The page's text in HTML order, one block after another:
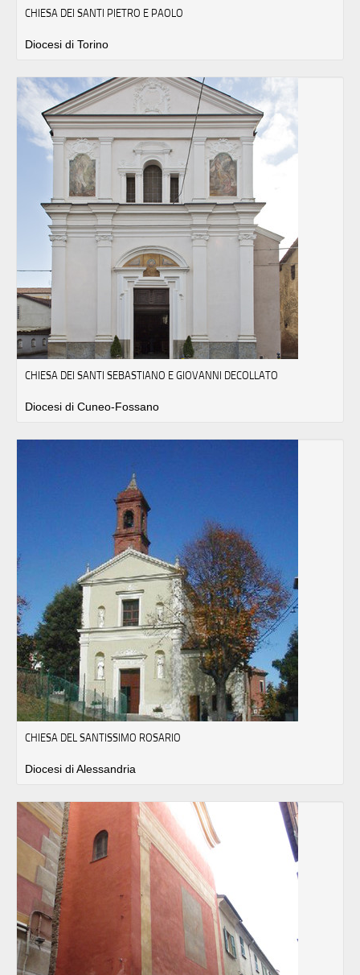
CHIESA DEI SANTI PIETRO E PAOLO
Diocesi di Torino
CHIESA DEI SANTI SEBASTIANO E GIOVANNI DECOLLATO
Diocesi di Cuneo-Fossano
CHIESA DEL SANTISSIMO ROSARIO
Diocesi di Alessandria